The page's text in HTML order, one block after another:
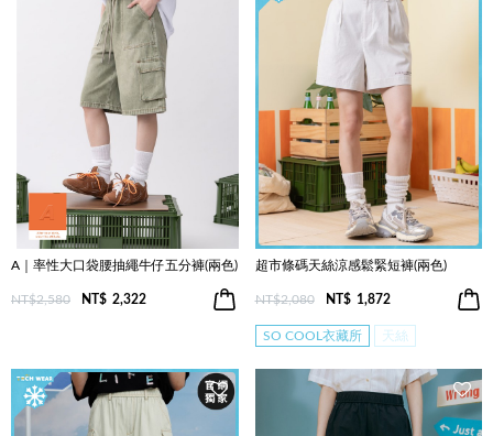
A｜率性大口袋腰抽繩牛仔五分褲(兩色)
NT$2,580 NT$ 2,322
超市條碼天絲涼感鬆緊短褲(兩色)
NT$2,080 NT$ 1,872
SO COOL衣藏所 天絲